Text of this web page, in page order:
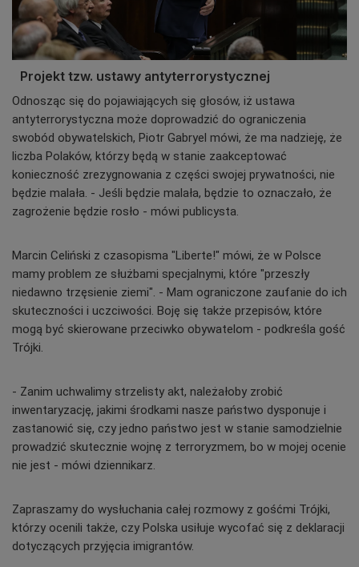
Projekt tzw. ustawy antyterrorystycznej
Odnosząc się do pojawiających się głosów, iż ustawa
antyterrorystyczna może doprowadzić do ograniczenia
swobód obywatelskich, Piotr Gabryel mówi, że ma nadzieję, że
liczba Polaków, którzy będą w stanie zaakceptować
konieczność zrezygnowania z części swojej prywatności, nie
będzie malała. - Jeśli będzie malała, będzie to oznaczało, że
zagrożenie będzie rosło - mówi publicysta.
Marcin Celiński z czasopisma "Liberte!" mówi, że w Polsce
mamy problem ze służbami specjalnymi, które "przeszły
niedawno trzęsienie ziemi". - Mam ograniczone zaufanie do ich
skuteczności i uczciwości. Boję się także przepisów, które
mogą być skierowane przeciwko obywatelom - podkreśla gość
Trójki.
- Zanim uchwalimy strzelisty akt, należałoby zrobić
inwentaryzację, jakimi środkami nasze państwo dysponuje i
zastanowić się, czy jedno państwo jest w stanie samodzielnie
prowadzić skutecznie wojnę z terroryzmem, bo w mojej ocenie
nie jest - mówi dziennikarz.
Zapraszamy do wysłuchania całej rozmowy z gośćmi Trójki,
którzy ocenili także, czy Polska usiłuje wycofać się z deklaracji
dotyczących przyjęcia imigrantów.